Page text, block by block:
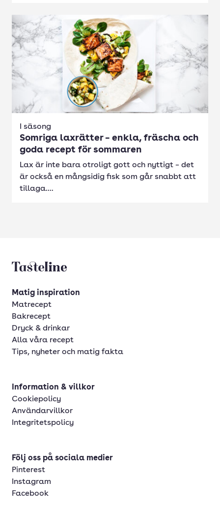
I säsong
Somriga laxrätter – enkla, fräscha och
goda recept för sommaren
Lax är inte bara otroligt gott och nyttigt – det
är också en mångsidig fisk som går snabbt att
tillaga....
Tasteline startsida
Matig inspiration
Matrecept
Bakrecept
Dryck & drinkar
Alla våra recept
Tips, nyheter och matig fakta
Information & villkor
Cookiepolicy
Användarvillkor
Integritetspolicy
Följ oss på sociala medier
Pinterest
Instagram
Facebook